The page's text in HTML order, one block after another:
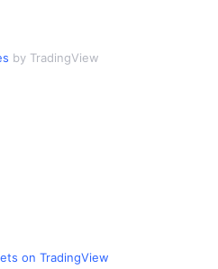
by TradingView
on TradingView